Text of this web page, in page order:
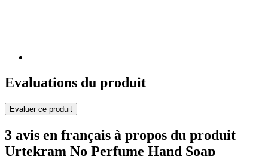
Evaluations du produit
Evaluer ce produit
3 avis en français à propos du produit
Urtekram No Perfume Hand Soap